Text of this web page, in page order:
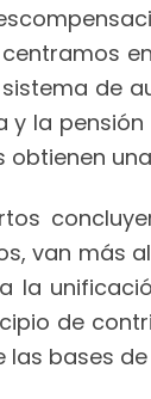
de
y la
obtienen
van más
la
de
las bases